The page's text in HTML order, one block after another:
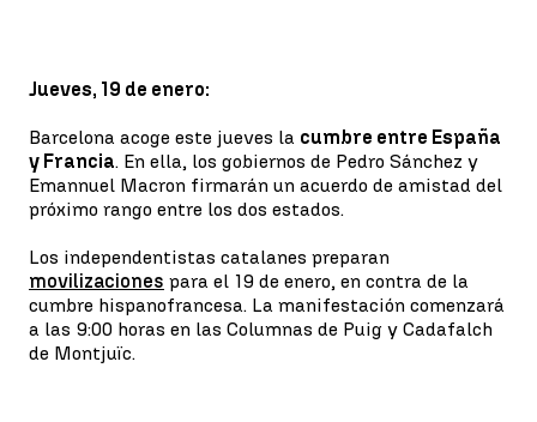
Jueves, 19 de enero:
Barcelona acoge este jueves la cumbre entre España
y Francia. En ella, los gobiernos de Pedro Sánchez y
Emannuel Macron firmarán un acuerdo de amistad del
próximo rango entre los dos estados.
Los independentistas catalanes preparan
movilizaciones para el 19 de enero, en contra de la
cumbre hispanofrancesa. La manifestación comenzará
a las 9:00 horas en las Columnas de Puig y Cadafalch
de Montjuïc.